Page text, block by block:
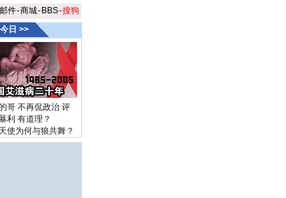
邮件-商城- BBS-搜狗
日 >>
哥 不再侃政治 评
利 有道理？
使为何与狼共舞？